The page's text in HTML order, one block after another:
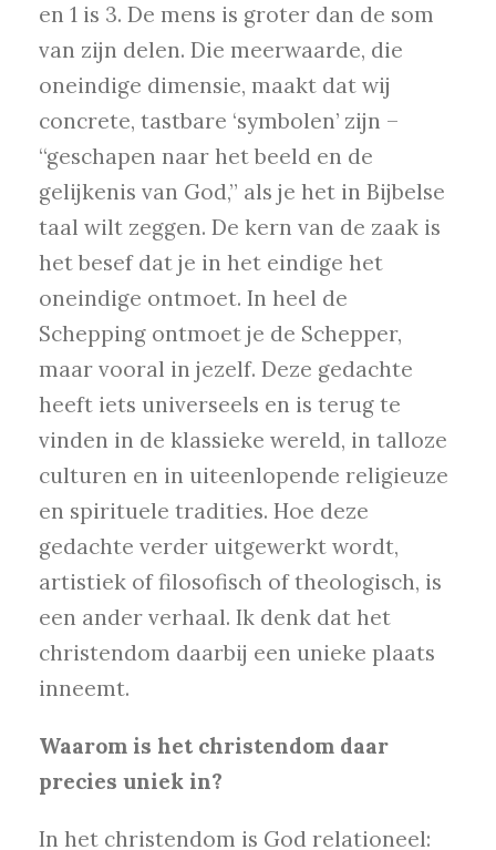
en 1 is 3. De mens is groter dan de som
van zijn delen. Die meerwaarde, die
oneindige dimensie, maakt dat wij
concrete, tastbare ‘symbolen’ zijn –
“geschapen naar het beeld en de
gelijkenis van God,” als je het in Bijbelse
taal wilt zeggen. De kern van de zaak is
het besef dat je in het eindige het
oneindige ontmoet. In heel de
Schepping ontmoet je de Schepper,
maar vooral in jezelf. Deze gedachte
heeft iets universeels en is terug te
vinden in de klassieke wereld, in talloze
culturen en in uiteenlopende religieuze
en spirituele tradities. Hoe deze
gedachte verder uitgewerkt wordt,
artistiek of filosofisch of theologisch, is
een ander verhaal. Ik denk dat het
christendom daarbij een unieke plaats
inneemt.
Waarom is het christendom daar
precies uniek in?
In het christendom is God relationeel: